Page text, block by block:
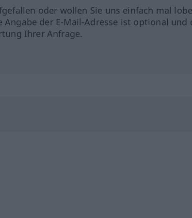
oder wollen Sie uns einfach mal
Angabe der E-Mail-Adresse ist optional und
Ihrer Anfrage.